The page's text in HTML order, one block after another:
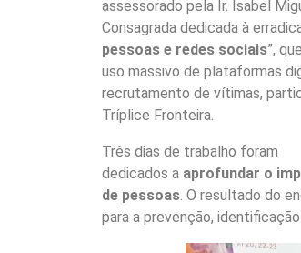
assessorado pela Ir. Isabel
Consagrada dedicada à
pessoas e redes sociais”,
uso massivo de plataformas
recrutamento de vítimas,
Tríplice Fronteira.
Três dias de trabalho foram
dedicados a aprofundar o
de pessoas. O resultado do
para a prevenção,